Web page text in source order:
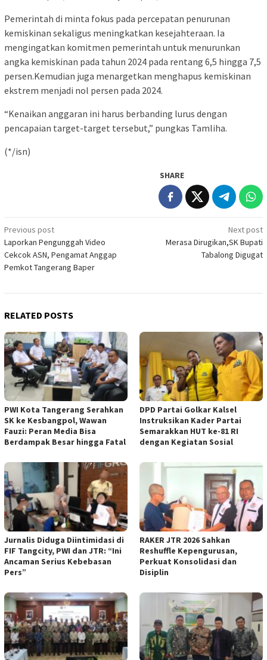
Pemerintah di minta fokus pada percepatan penurunan
kemiskinan sekaligus meningkatkan kesejahteraan. Ia
mengingatkan komitmen pemerintah untuk menurunkan
angka kemiskinan pada tahun 2024 pada rentang 6,5 hingga 7,5
persen.Kemudian juga menargetkan menghapus kemiskinan
ekstrem menjadi nol persen pada 2024.
“Kenaikan anggaran ini harus berbanding lurus dengan
pencapaian target-target tersebut,” pungkas Tamliha.
(*/isn)
SHARE
Post
navigation
Previous post
Laporkan Pengunggah Video
Cekcok ASN, Pengamat Anggap
Pemkot Tangerang Baper
Next post
Merasa Dirugikan,SK Bupati
Tabalong Digugat
RELATED POSTS
PWI Kota Tangerang Serahkan
SK ke Kesbangpol, Wawan
Fauzi: Peran Media Bisa
Berdampak Besar hingga Fatal
DPD Partai Golkar Kalsel
Instruksikan Kader Partai
Semarakkan HUT ke-81 RI
dengan Kegiatan Sosial
Jurnalis Diduga Diintimidasi di
FIF Tangcity, PWI dan JTR: “Ini
Ancaman Serius Kebebasan
Pers”
RAKER JTR 2026 Sahkan
Reshuffle Kepengurusan,
Perkuat Konsolidasi dan
Disiplin